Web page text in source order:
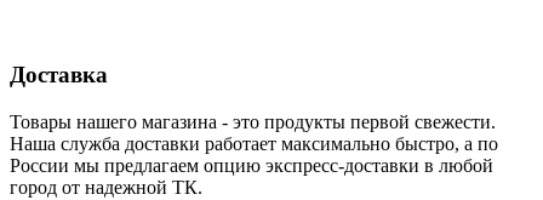
Доставка
Товары нашего магазина - это продукты первой свежести.
Наша служба доставки работает максимально быстро, а по
России мы предлагаем опцию экспресс-доставки в любой
город от надежной ТК.